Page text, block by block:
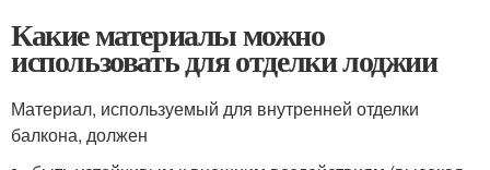
Какие материалы можно
использовать для отделки лоджии
Материал, используемый для внутренней отделки
балкона, должен